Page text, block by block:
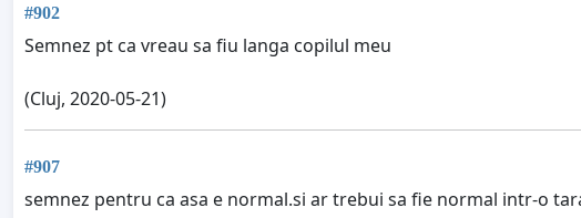
#902
Semnez pt ca vreau sa fiu langa copilul meu
(Cluj, 2020-05-21)
#907
semnez pentru ca asa e normal.si ar trebui sa fie normal intr-o